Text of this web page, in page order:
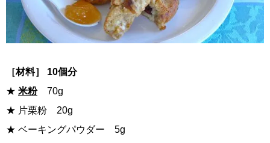
［材料］ 10個分
★ 米粉70g
★ 片栗粉 20g
★ ベーキングパウダー 5g